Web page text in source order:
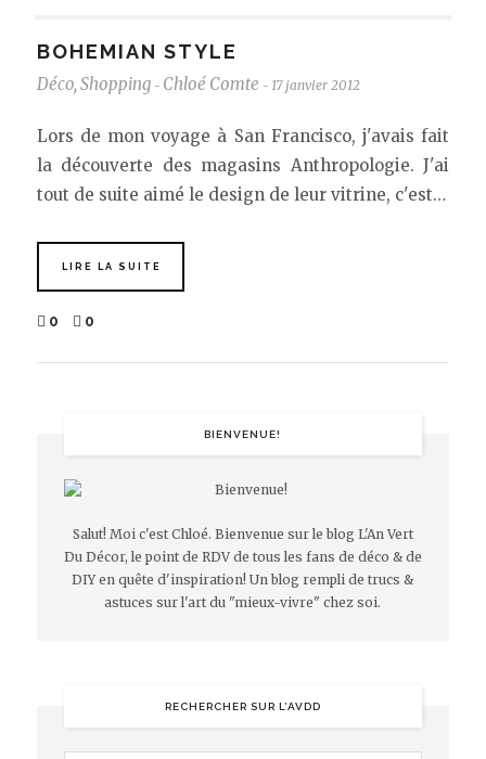
BOHEMIAN STYLE
Déco, Shopping - Chloé Comte - 17 janvier 2012
Lors de mon voyage à San Francisco, j'avais fait
la découverte des magasins Anthropologie. J'ai
tout de suite aimé le design de leur vitrine, c'est…
LIRE LA SUITE
0 0
BIENVENUE!
Salut! Moi c'est Chloé. Bienvenue sur le blog L'An Vert
Du Décor, le point de RDV de tous les fans de déco & de
DIY en quête d'inspiration! Un blog rempli de trucs &
astuces sur l'art du "mieux-vivre" chez soi.
RECHERCHER SUR L’AVDD